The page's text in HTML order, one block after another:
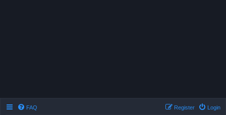
FAQ Login
Register